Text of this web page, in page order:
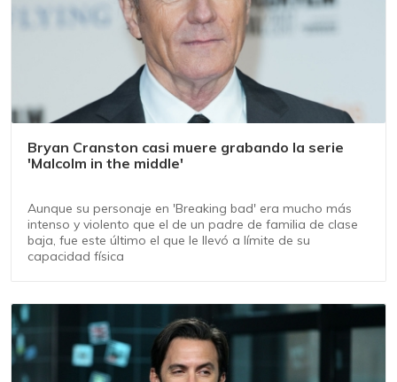
Bryan Cranston casi muere grabando la serie
'Malcolm in the middle'
Aunque su personaje en 'Breaking bad' era mucho más
intenso y violento que el de un padre de familia de clase
baja, fue este último el que le llevó a límite de su
capacidad física